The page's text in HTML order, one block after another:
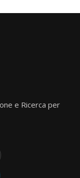
e Ricerca per